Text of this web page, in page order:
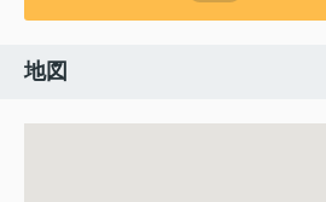
地図